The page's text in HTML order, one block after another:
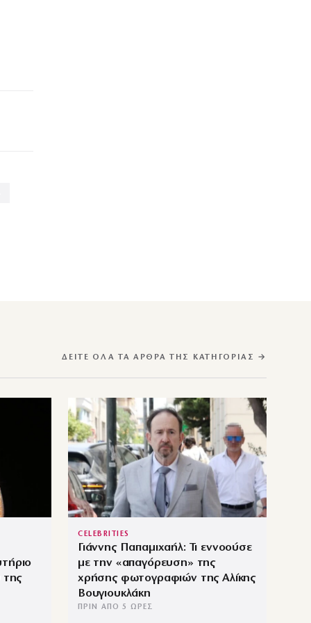
ΔΕΊΤΕ ΌΛΑ ΤΑ ΆΡΘΡΑ ΤΗΣ ΚΑΤΗΓΟΡΊΑΣ →
της
CELEBRITIES
Γιάννης Παπαμιχαήλ: Τι εννοούσε
με την «απαγόρευση» της
χρήσης φωτογραφιών της Αλίκης
Βουγιουκλάκη
ΠΡΙΝ ΑΠΌ 5 ΏΡΕΣ